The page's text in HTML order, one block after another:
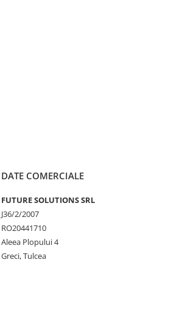
DATE COMERCIALE
FUTURE SOLUTIONS SRL
J36/2/2007
RO20441710
Aleea Plopului 4
Greci, Tulcea